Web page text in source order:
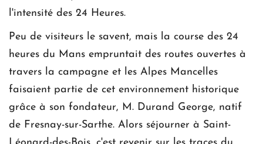
l'intensité des 24 Heures.
Peu de visiteurs le savent, mais la course des 24
heures du Mans empruntait des routes ouvertes à
travers la campagne et les Alpes Mancelles
faisaient partie de cet environnement historique
grâce à son fondateur, M. Durand George, natif
de Fresnay-sur-Sarthe. Alors séjourner à Saint-